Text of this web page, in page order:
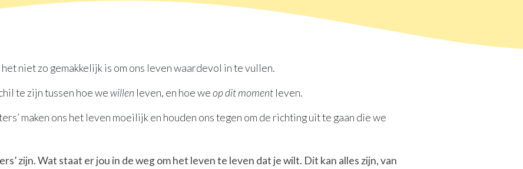
niet zo gemakkelijk is om ons leven waardevol in te vullen.
te zijn tussen hoe wewillen leven, en hoe weop dit moment leven.
maken ons het leven moeilijk en houden ons tegen om de richting uit te gaan die we
zijn. Wat staat er jou in de weg om het leven te leven dat je wilt. Dit kan alles zijn, van